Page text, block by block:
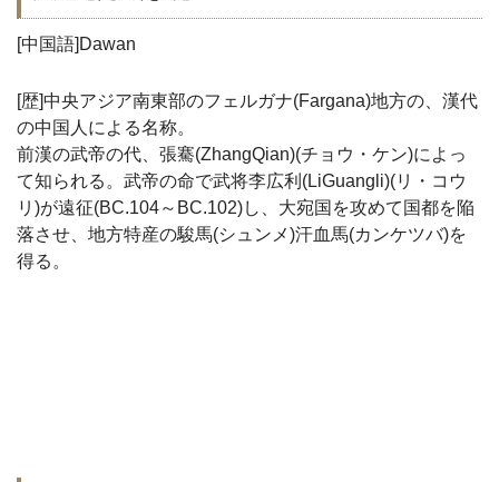
[中国語]Dawan
[歴]中央アジア南東部のフェルガナ(Fargana)地方の、漢代
の中国人による名称。
前漢の武帝の代、張騫(ZhangQian)(チョウ・ケン)によっ
て知られる。武帝の命で武将李広利(LiGuangli)(リ・コウ
リ)が遠征(BC.104～BC.102)し、大宛国を攻めて国都を陥
落させ、地方特産の駿馬(シュンメ)汗血馬(カンケツバ)を
得る。